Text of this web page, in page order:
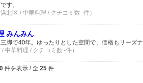
す。
浜北区 / 中華料理 / クチコミ数 -件）
みんみん
脚で40年。ゆったりとした空間で、価格もリーズ
/ 中華料理 / クチコミ数 -件）
件を表示 / 全 25 件